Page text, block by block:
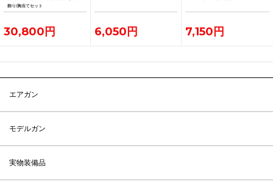
飾り/胸当てセット
30,800円 6,050円 7,150円
エアガン
モデルガン
実物装備品